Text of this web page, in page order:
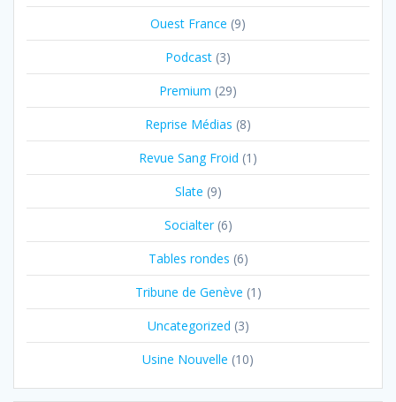
Ouest France (9)
Podcast (3)
Premium (29)
Reprise Médias (8)
Revue Sang Froid (1)
Slate (9)
Socialter(6)
Tables rondes (6)
Tribune de Genève (1)
Uncategorized (3)
Usine Nouvelle (10)